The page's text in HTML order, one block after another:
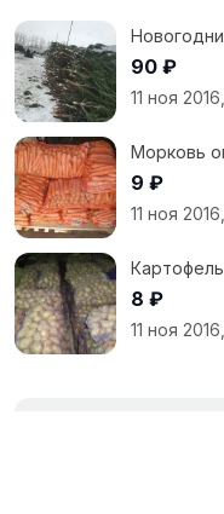
90 ₽
11 ноя
Морковь
9 ₽
11 ноя
8 ₽
11 ноя